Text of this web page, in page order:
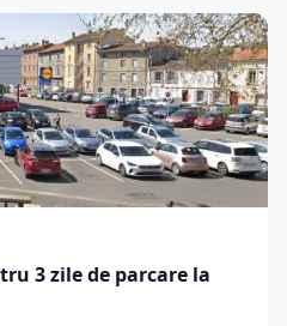
3 zile de parcare la